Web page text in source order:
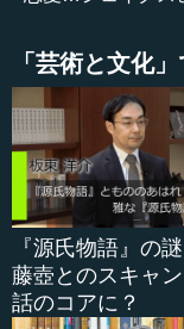
その人間性とは、
を犯すものであり
考え方に基づきます
人間は愚かだとい
覚するところから
この思想を遡れば
ます。ソクラテス
「芸術と文化
『源氏物語』の
藤壺とのスキャ
話のコアに？